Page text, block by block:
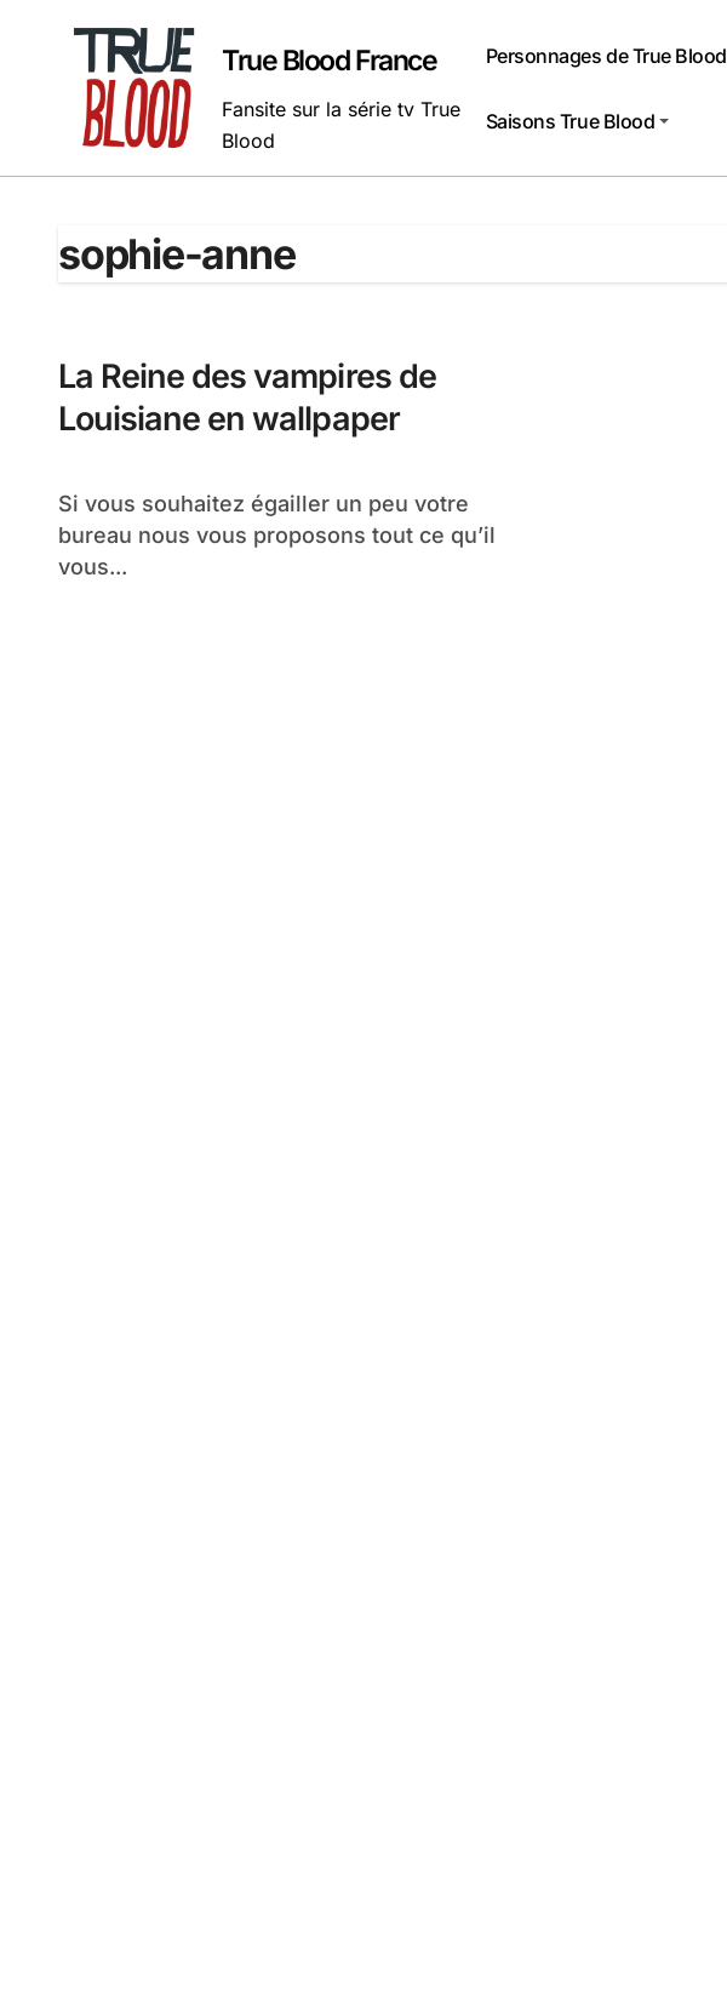
True Blood France
Fansite sur la série tv True
Blood
Personnages de True Blood
Saisons True Blood
sophie-anne
La Reine des vampires de
Louisiane en wallpaper
Si vous souhaitez égailler un peu votre
bureau nous vous proposons tout ce qu’il
vous...